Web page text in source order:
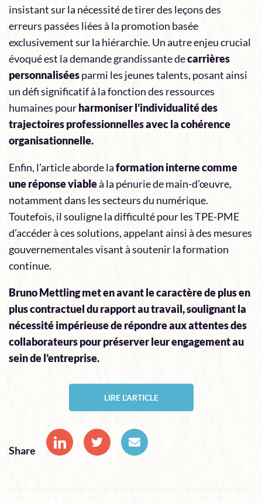
insistant sur la nécessité de tirer des leçons des
erreurs passées liées à la promotion basée
exclusivement sur la hiérarchie. Un autre enjeu crucial
évoqué est la demande grandissante decarrières
personnaliséesparmi les jeunes talents, posant ainsi
un défi significatif à la fonction des ressources
humaines pourharmoniser l’individualité des
trajectoires professionnelles avec la cohérence
organisationnelle.
Enfin, l’article aborde laformation interne comme
une réponse viableà la pénurie de main-d’œuvre,
notamment dans les secteurs du numérique.
Toutefois, il souligne la difficulté pour les TPE-PME
d’accéder à ces solutions, appelant ainsi à des mesures
gouvernementales visant à soutenir la formation
continue.
Bruno Mettling met en avant le caractère de plus en
plus contractuel du rapport au travail, soulignant la
nécessité impérieuse de répondre aux attentes des
collaborateurs pour préserver leur engagement au
sein de l’entreprise.
LIRE L'ARTICLE
Share